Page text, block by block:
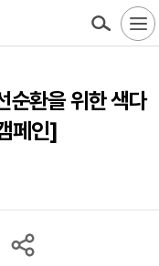
순환을 위한 색다
페인]